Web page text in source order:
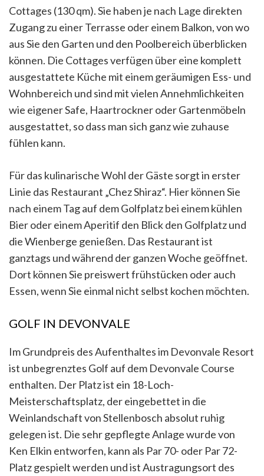
Cottages (130 qm). Sie haben je nach Lage direkten
Zugang zu einer Terrasse oder einem Balkon, von wo
aus Sie den Garten und den Poolbereich überblicken
können. Die Cottages verfügen über eine komplett
ausgestattete Küche mit einem geräumigen Ess- und
Wohnbereich und sind mit vielen Annehmlichkeiten
wie eigener Safe, Haartrockner oder Gartenmöbeln
ausgestattet, so dass man sich ganz wie zuhause
fühlen kann.
Für das kulinarische Wohl der Gäste sorgt in erster
Linie das Restaurant „Chez Shiraz“. Hier können Sie
nach einem Tag auf dem Golfplatz bei einem kühlen
Bier oder einem Aperitif den Blick den Golfplatz und
die Wienberge genießen. Das Restaurant ist
ganztags und während der ganzen Woche geöffnet.
Dort können Sie preiswert frühstücken oder auch
Essen, wenn Sie einmal nicht selbst kochen möchten.
GOLF IN DEVONVALE
Im Grundpreis des Aufenthaltes im Devonvale Resort
ist unbegrenztes Golf auf dem Devonvale Course
enthalten. Der Platz ist ein 18-Loch-
Meisterschaftsplatz, der eingebettet in die
Weinlandschaft von Stellenbosch absolut ruhig
gelegen ist. Die sehr gepflegte Anlage wurde von
Ken Elkin entworfen, kann als Par 70- oder Par 72-
Platz gespielt werden und ist Austragungsort des